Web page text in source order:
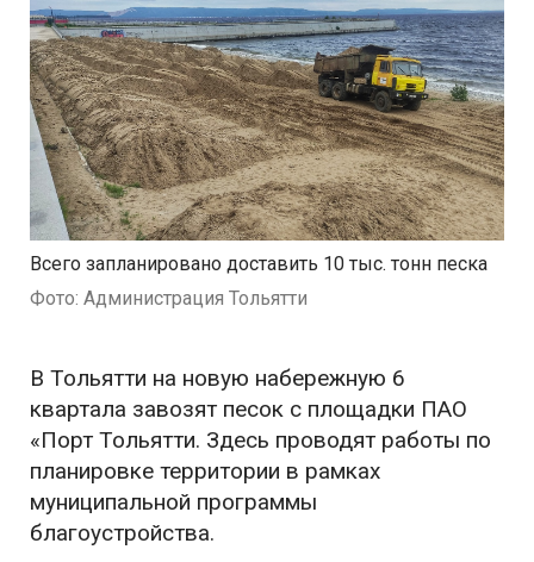
Всего запланировано доставить 10 тыс. тонн песка
Фото: Администрация Тольятти
В Тольятти на новую набережную 6
квартала завозят песок с площадки ПАО
«Порт Тольятти. Здесь проводят работы по
планировке территории в рамках
муниципальной программы
благоустройства.